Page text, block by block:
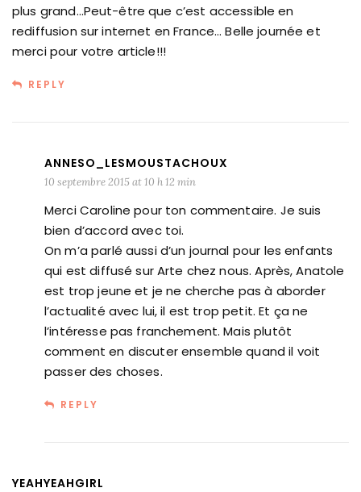
plus grand…Peut-être que c’est accessible en
rediffusion sur internet en France… Belle journée et
merci pour votre article!!!
REPLY
ANNESO_LESMOUSTACHOUX
10 septembre 2015 at 10 h 12 min
Merci Caroline pour ton commentaire. Je suis
bien d’accord avec toi.
On m’a parlé aussi d’un journal pour les enfants
qui est diffusé sur Arte chez nous. Après, Anatole
est trop jeune et je ne cherche pas à aborder
l’actualité avec lui, il est trop petit. Et ça ne
l’intéresse pas franchement. Mais plutôt
comment en discuter ensemble quand il voit
passer des choses.
REPLY
YEAHYEAHGIRL